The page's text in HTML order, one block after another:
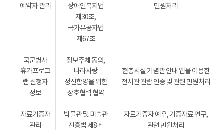
예약자 관리
장애인복지법
제30조,
국가유공자법
제67조
민원처리
국군병사
휴가프로그
램 신청자
정보
정보주체 동의,
나라사랑
정신함양을 위한
상호협력 협약
현충시설 기념관 안내 앱을 이용한
전시관 관람 인증 및 관련 민원처리
자료기증자
관리
박물관 및 미술관
진흥법 제8조
자료기증자 예우, 기증자료 연구,
관련 민원처리